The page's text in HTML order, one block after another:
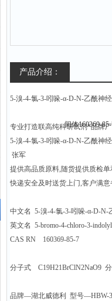
产品介绍：
5-溴-4-氯-3-吲哚-α-D-N-乙酰神
专业打造联高纯科研试剂*品牌
5-溴-4-氯-3-吲哚-α-D-N-乙酰神
张军
提供高品质原料,随货提供质检单
快递安全及时送货上门,客户满
中文名 5-溴-4-氯-3-吲哚-α-D-N-
英文名 5-bromo-4-chloro-3-
CAS RN 160369-85-7
分子式 C19H21BrClN2NaO9
品牌—湖北威德利 型号—HBW-